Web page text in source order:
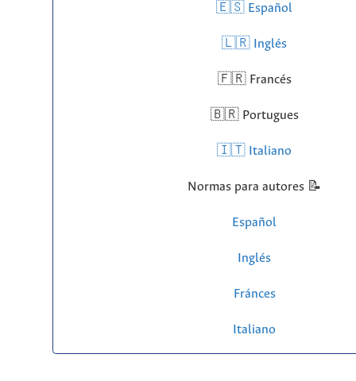
🇪🇸 Español
🇱🇷 Inglés
🇫🇷 Francés
🇧🇷 Portugues
🇮🇹 Italiano
Normas para autores 📝
Español
Inglés
Fránces
Italiano